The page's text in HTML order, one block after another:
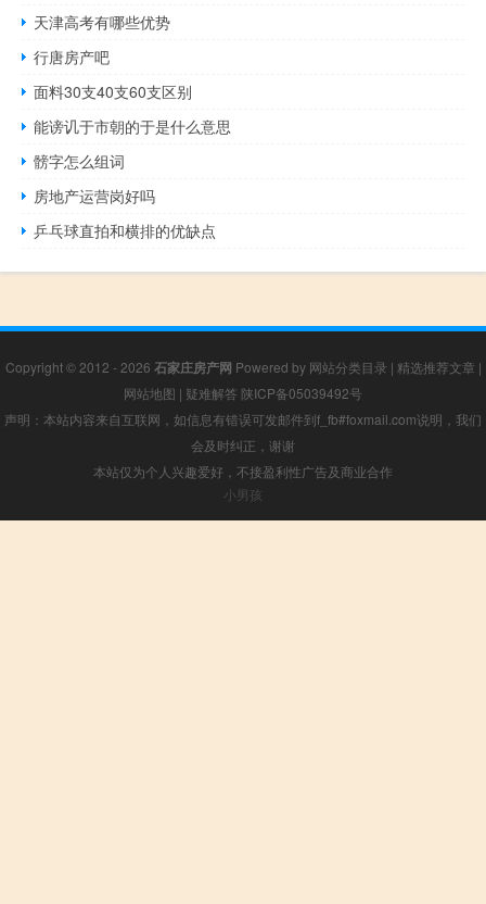
天津高考有哪些优势
行唐房产吧
面料30支40支60支区别
能谤讥于市朝的于是什么意思
髈字怎么组词
房地产运营岗好吗
乒乓球直拍和横排的优缺点
Copyright © 2012 - 2026 石家庄房产网 Powered by 网站分类目录 | 精选推荐文章 |
网站地图 | 疑难解答 陕ICP备05039492号
声明：本站内容来自互联网，如信息有错误可发邮件到f_fb#foxmail.com说明，我们
会及时纠正，谢谢
本站仅为个人兴趣爱好，不接盈利性广告及商业合作
小男孩